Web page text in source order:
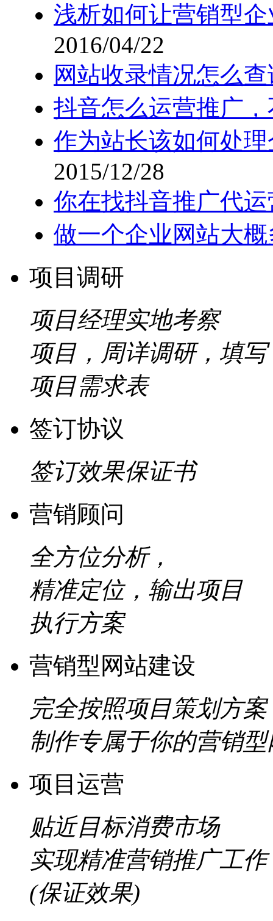
浅析如何让营销型
2016/04/22
网站收录情况怎么
抖音怎么运营推广
作为站长该如何处
2015/12/28
你在找抖音推广代运
做一个企业网站大概
项目调研
项目经理实地考察
项目，周详调研，填写
项目需求表
签订协议
签订效果保证书
营销顾问
全方位分析，
精准定位，输出项目
执行方案
营销型网站建设
完全按照项目策划方案
制作专属于你的营销
项目运营
贴近目标消费市场
实现精准营销推广工作
(保证效果)